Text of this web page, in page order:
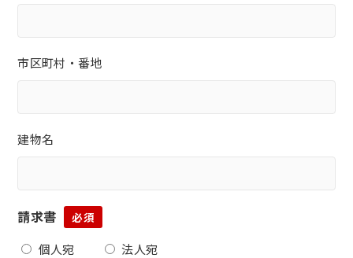
市区町村・番地
建物名
請求書 必須
個人宛
法人宛